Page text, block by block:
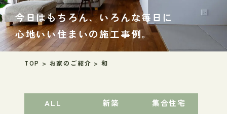
今日はもちろん、いろんな毎日に
心地いい住まいの施工事例。
TOP > お家のご紹介 > 和
ALL 新築
集合住宅